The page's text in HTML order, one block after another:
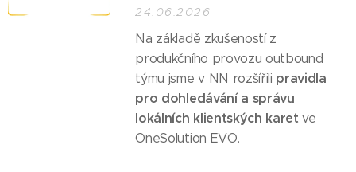
24.06.2026
Na základě zkušeností z
produkčního provozu outbound
týmu jsme v NN rozšířili pravidla
pro dohledávání a správu
lokálních klientských karet ve
OneSolution EVO.